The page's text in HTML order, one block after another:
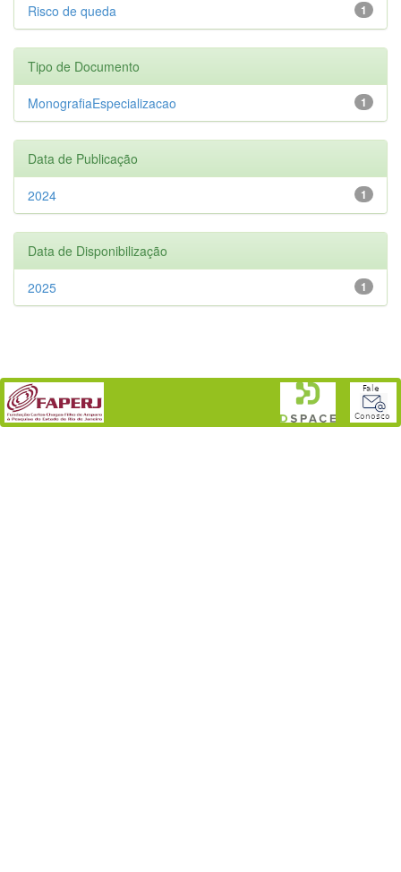
1
Risco de queda
Tipo de Documento
1
MonografiaEspecializacao
Data de Publicação
1
2024
Data de Disponibilização
1
2025